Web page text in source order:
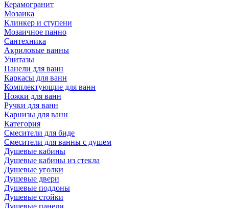
Керамогранит
Мозаика
Клинкер и ступени
Мозаичное панно
Сантехника
Акриловые ванны
Унитазы
Панели для ванн
Каркасы для ванн
Комплектующие для ванн
Ножки для ванн
Ручки для ванн
Карнизы для ванн
Категория
Смесители для биде
Смесители для ванны с душем
Душевые кабины
Душевые кабины из стекла
Душевые уголки
Душевые двери
Душевые поддоны
Душевые стойки
Душевые панели